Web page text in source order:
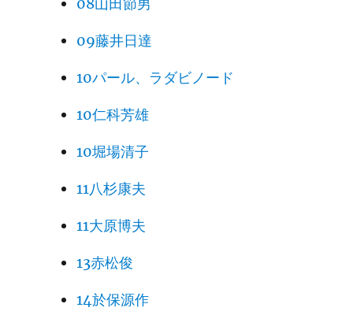
09藤井日達
10パール、ラダビノード
10仁科芳雄
10堀場清子
11八杉康夫
11大原博夫
13赤松俊
14於保源作